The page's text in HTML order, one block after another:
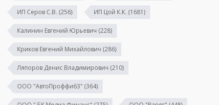
ИП Серов С.В. (256) ИП Цой К.К. (1681)
Калинин Евгений Юрьевич (228)
Криков Евгений Михайлович (286)
Ляпоров Денис Владимирович (210)
ООО "АвтоПроффи63" (364)